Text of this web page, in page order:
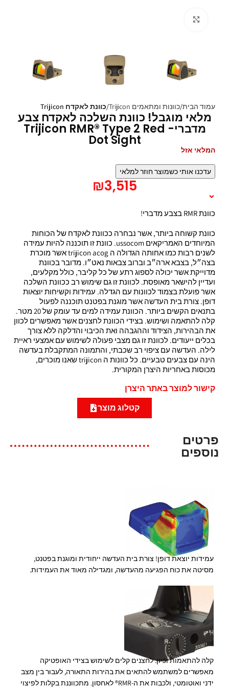
עמוד הבית כוונות ומתאמים Trijicon כוונת לאקדח Trijicon
מלאי מוגבל! כוונת השלכה לאקדח צבע
מדברי- Trijicon RMR® Type 2 Red
Dot Sight
המלאי אזל
עדכנו אותי כשמוצר חוזר למלאי
₪3,515
כוונת RMR בצבע מדברי!
כוונת קשוחה ביותר, אשר נבחרה ככוונת לאקדח של הכוחות
המיוחדים האמריקאים ussocom. כוונת זו תוכננה להיות עמידה
לשנים רבות כמו אחותה הגדולה ה trijicon acog אשר מוכרת
בצה״ל, בצבא ארה״ב וברוב צבאות נאט״ו. מדובר בכוונת
מדוייקת אשר יכולה לספוג רתע של כל קליבר, כולל מקלעים,
ועדיין להישאר מאופסת. לכוונת זו גם שימוש רב ככוונת השלכה
אשר פועלת בצמוד לכוונות עם הגדלה. עמידות וקשיחות יוצאות
דופן. צורת בית העדשה אשר מוגנת בפטנט תוכננה לפעול
בתנאים הקשים ביותר. הכוונת עמידה למים עד עומק של 20 מטר.
קלה להתאמה ושימוש. בצידי הכוונת לחצנים אשר מאפשרים לכוון
את הבהירות, הצידוד וההגבהה ואת הכיבוי והדלקה ללא צורך
בכלים ייעודים. לכוונת זו גם מצבי פעולה לשימוש עם אמצעי ראיית
לילה. העדשה עם ציפוי רב שכבתי, והתמונה המתקבלת בעדשה
הינה עם צבעים טבעיים. כל כוונות ה trijicon שאנו מוכרים,
מכוסות באחריות היצרן המקורית.
קישור למוצר באתר היצרן
קטלוג מוצר
פרטים
נוספים
עמידות יוצאת דופן! צורת בית העדשה ייחודית ומוגנת בפטנט,
מסיטה את כוח הפגיעה מהעדשה, ומגדילה מאוד את העמידות.
קלה להתאמות וכיון. לחצנים קלים לשימוש בצידי האופטיקה
מאפשרים למשתמש להתאים את בהירות התאורה, לעבור בין מצב
ידני ואוטומטי, ולכבות את ה-RMR® לאחסון. מתכווננת בקלות לפיצוי